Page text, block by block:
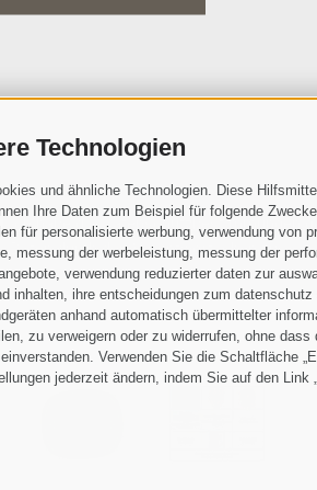
Technologien
und ähnliche Technologien. Diese
Ihre Daten zum Beispiel für folgende
für personalisierte werbung, verwendung
messung der werbeleistung, messung der
verwendung reduzierter daten zur
inhalten, ihre entscheidungen zum
anhand automatisch übermittelter
zu verweigern oder zu widerrufen, ohne
Verwenden Sie die Schaltfläche
jederzeit ändern, indem Sie auf den
Ich habe die Datenschutzbestimmungen
Daten durch den Verantwortlichen zu